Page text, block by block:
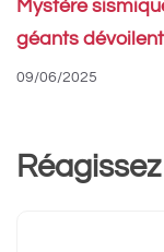
Mystère
géants
09/06/2025